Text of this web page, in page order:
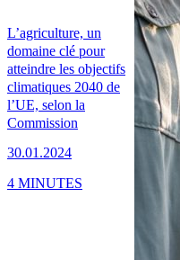
L’agriculture, un
domaine clé pour
atteindre les objectifs
climatiques 2040 de
l’UE, selon la
Commission
30.01.2024
4 MINUTES